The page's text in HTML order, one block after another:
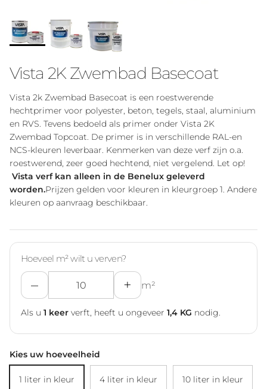
Vista 2K Zwembad Basecoat
Vista 2k Zwembad Basecoat is een roestwerende
hechtprimer voor polyester, beton, tegels, staal, aluminium
en RVS. Tevens bedoeld als primer onder Vista 2K
Zwembad Topcoat. De primer is in verschillende RAL-en
NCS-kleuren leverbaar. Kenmerken van deze verf zijn o.a.
roestwerend, zeer goed hechtend, niet vergelend. Let op!
Vista verf kan alleen in de Benelux geleverd
worden.Prijzen gelden voor kleuren in kleurgroep 1. Andere
kleuren op aanvraag beschikbaar.
Hoeveel m² wilt u verven?
– + m²
Als u 1 keer verft, heeft u ongeveer 1,4 KG nodig.
Kies uw hoeveelheid
1 liter in kleur 4 liter in kleur 10 liter in kleur